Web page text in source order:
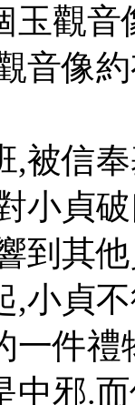
玉觀
音像
,被信
小貞
到其
,小貞
一件
中邪.